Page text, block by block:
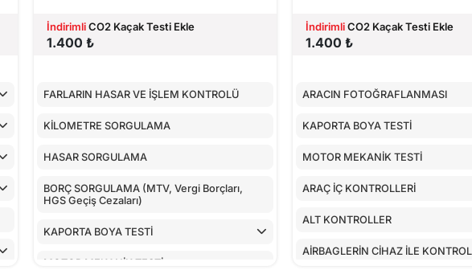
İndirimliCO2 Kaçak Testi Ekle
1.400 ₺
FARLARIN HASAR VE İŞLEM KONTROLÜ
KİLOMETRE SORGULAMA
HASAR SORGULAMA
BORÇ SORGULAMA (MTV, Vergi Borçları,
HGS Geçiş Cezaları)
KAPORTA BOYA TESTİ
MOTOR MEKANİK TESTİ
İndirimliCO2 Kaçak Testi Ekle
1.400 ₺
ARACIN FOTOĞRAFLANMASI
KAPORTA BOYA TESTİ
MOTOR MEKANİK TESTİ
ARAÇ İÇ KONTROLLERİ
ALT KONTROLLER
AİRBAGLERİN CİHAZ İLE